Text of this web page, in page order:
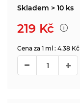
Skladem > 10 ks
219 Kč
Cena za 1 ml : 4.38 Kč